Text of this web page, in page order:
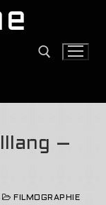
–
FILMOGRAPHIE